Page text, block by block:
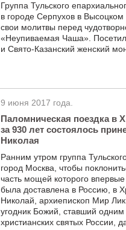
Группа Тульского
в городе Серпухов в
свои молитвы перед
«Неупиваемая Чаша».
и Свято-Казанский женский
9 июня 2017 года.
Паломническая поездка в
за 930 лет состоялось
Николая
Ранним утром группа
город Москва, чтобы
часть мощей которого
была доставлена в Россию, в
Николай, архиепископ Мир
угодник Божий, ставший
христианских святых России,